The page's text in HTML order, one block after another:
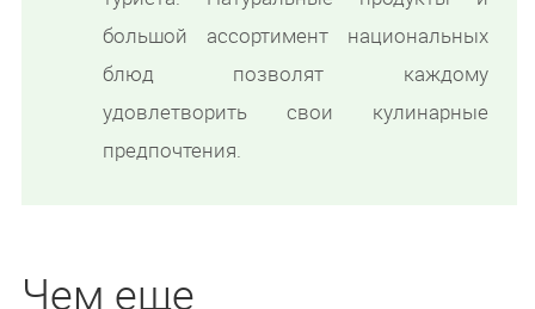
большой ассортимент национальных
блюд позволят каждому
удовлетворить свои кулинарные
предпочтения.
Чем еще